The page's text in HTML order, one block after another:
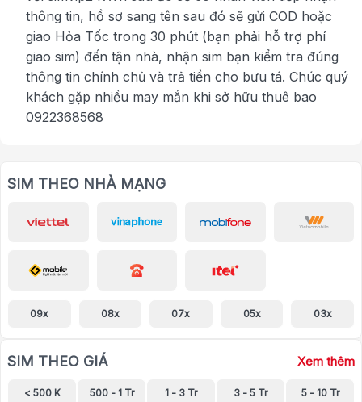
thông tin, hồ sơ sang tên sau đó sẽ gửi COD hoặc
giao Hỏa Tốc trong 30 phút (bạn phải hỗ trợ phí
giao sim) đến tận nhà, nhận sim bạn kiểm tra đúng
thông tin chính chủ và trả tiền cho bưu tá. Chúc quý
khách gặp nhiều may mắn khi sở hữu thuê bao
0922368568
SIM THEO NHÀ MẠNG
09x 08x 07x 05x 03x
SIM THEO GIÁ Xem thêm
< 500 K 500 - 1 Tr 1 - 3 Tr 3 - 5 Tr 5 - 10 Tr